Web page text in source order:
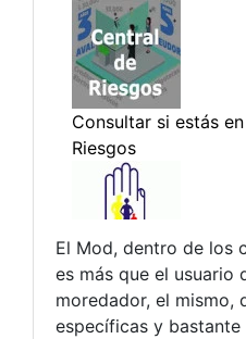
El Mod, dentro de los
es más que el usuario
moredador, el mismo,
específicas y